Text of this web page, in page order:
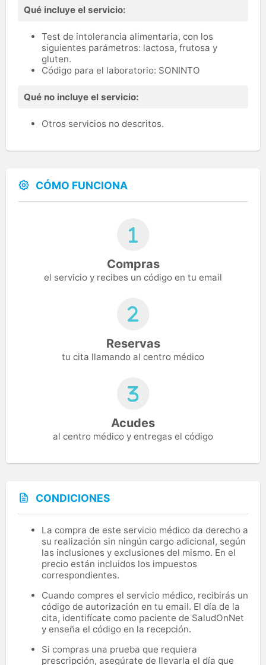
Qué incluye el servicio:
Test de intolerancia alimentaria, con los
siguientes parámetros: lactosa, frutosa y
gluten.
Código para el laboratorio: SONINTO
Qué no incluye el servicio:
Otros servicios no descritos.
CÓMO FUNCIONA
Compras
el servicio y recibes un código en tu email
Reservas
tu cita llamando al centro médico
Acudes
al centro médico y entregas el código
CONDICIONES
La compra de este servicio médico da derecho a
su realización sin ningún cargo adicional, según
las inclusiones y exclusiones del mismo. En el
precio están incluidos los impuestos
correspondientes.
Cuando compres el servicio médico, recibirás un
código de autorización en tu email. El día de la
cita, identifícate como paciente de SaludOnNet
y enseña el código en la recepción.
Si compras una prueba que requiera
prescripción, asegúrate de llevarla el día que